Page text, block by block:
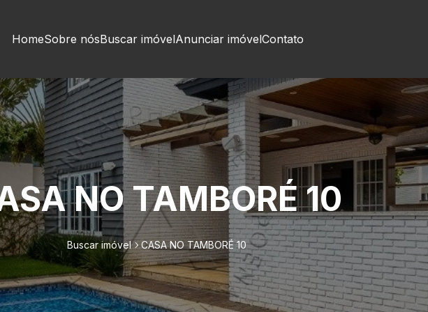
HomeSobre nósBuscar imóvelAnunciar imóvelContato
NO TAMBORÉ 10
Buscar imóvel CASA NO TAMBORÉ 10